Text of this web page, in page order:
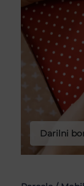
Darilni